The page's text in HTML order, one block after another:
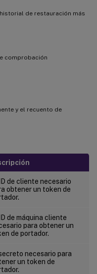
de restauración más
comprobación
y el recuento de
de cliente necesario
obtener un token de
de máquina cliente
para obtener un
de portador.
necesario para
un token de